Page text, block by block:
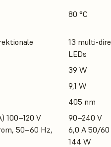
80 °C
13 multi-
LEDs
39 W
9,1 W
405 nm
100–120 V
50–60 Hz,
90–240 V
6,0 A 50/60
144 W